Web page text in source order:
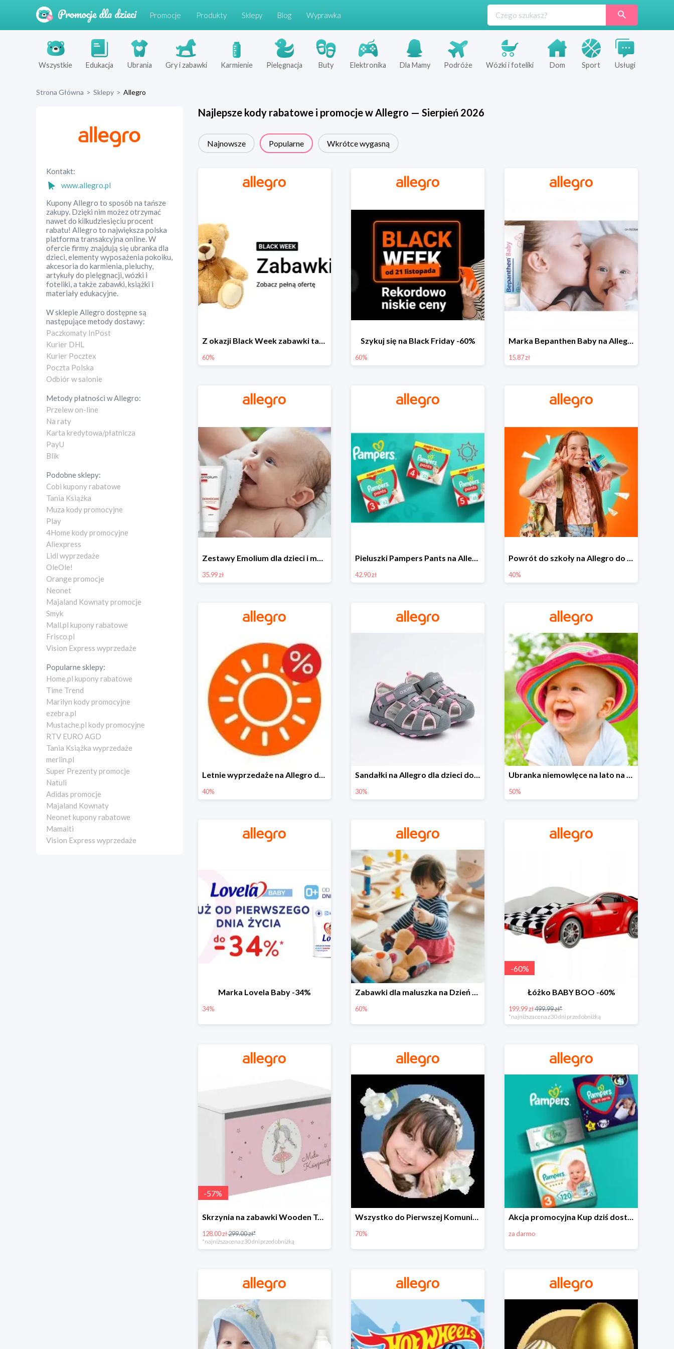
Promocje Produkty Sklepy Blog Wyprawka
Wszystkie Edukacja Ubrania Gry i zabawki Karmienie Pielęgnacja Buty Elektronika Dla Mamy Podróże Wózki i foteliki Dom Sport Usługi
Strona Główna > Sklepy > Allegro
Kontakt:
www.allegro.pl
Kupony Allegro to sposób na tańsze
zakupy. Dzięki nim możez otrzymać
nawet do kilkudziesięciu procent
rabatu! Allegro to największa polska
platforma transakcyjna online. W
ofercie firmy znajdują się ubranka dla
dzieci, elementy wyposażenia pokoiku,
akcesoria do karmienia, pieluchy,
artykuły do pielęgnacji, wózki i
foteliki, a także zabawki, książki i
materiały edukacyjne.
W sklepieAllegro dostępne są
następujące metody dostawy:
Paczkomaty InPost
Kurier DHL
Kurier Pocztex
Poczta Polska
Odbiór w salonie
Metody płatności wAllegro:
Przelew on-line
Na raty
Karta kredytowa/płatnicza
PayU
Blik
Podobne sklepy:
Cobi kupony rabatowe
Tania Książka
Muza kody promocyjne
Play
4Home kody promocyjne
Aliexpress
Lidl wyprzedaże
OleOle!
Orange promocje
Neonet
Majaland Kownaty promocje
Smyk
Mall.pl kupony rabatowe
Frisco.pl
Vision Express wyprzedaże
Popularne sklepy:
Home.pl kupony rabatowe
Time Trend
Marilyn kody promocyjne
ezebra.pl
Mustache.pl kody promocyjne
RTV EURO AGD
Tania Książka wyprzedaże
merlin.pl
Super Prezenty promocje
Natuli
Adidas promocje
Majaland Kownaty
Neonet kupony rabatowe
Mamaiti
Vision Express wyprzedaże
Najlepsze kody rabatowe i promocje wAllegro — Sierpień 2026
Najnowsze Popularne Wkrótce wygasną
Z okazji Black Week zabawki taniej na allegro.pl
60%
Szykuj się na Black Friday -60%
60%
Marka Bepanthen Baby na Allegro od 15,87 zł!
15.87 zł
Zestawy Emolium dla dzieci i mam na Allegro od 35,99 zł
35.99 zł
Pieluszki Pampers Pants na Allegro od 42,90 zł
42.90 zł
Powrót do szkoły na Allegro do -40%
40%
Letnie wyprzedaże na Allegro do -40%
40%
Sandałki na Allegro dla dzieci do -30%
30%
Ubranka niemowlęce na lato na Allegro do -50%
50%
Marka Lovela Baby -34%
34%
Zabawki dla maluszka na Dzień Dziecka na Allegro do -60%
60%
-60%
Łóżko BABY BOO -60%
199.99 zł499.99 zł*
*najniższa cena z 30 dni przed obniżką
-57%
Skrzynia na zabawki Wooden Toys -57%
128.00 zł299.00 zł*
*najniższa cena z 30 dni przed obniżką
Wszystko do Pierwszej Komunii na Allegro do -70%
70%
Akcja promocyjna Kup dziś dostawa jutro
za darmo